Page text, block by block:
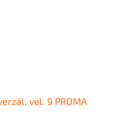
vel. 9 PROMA